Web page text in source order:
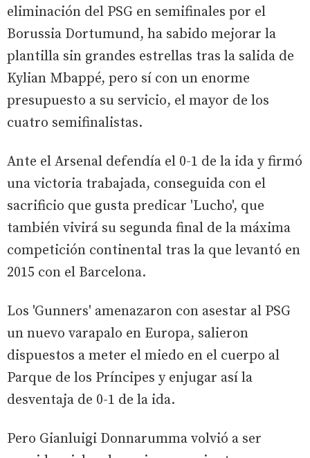
eliminación del PSG en semifinales por el
Borussia Dortumund, ha sabido mejorar la
plantilla sin grandes estrellas tras la salida de
Kylian Mbappé, pero sí con un enorme
presupuesto a su servicio, el mayor de los
cuatro semifinalistas.
Ante el Arsenal defendía el 0-1 de la ida y firmó
una victoria trabajada, conseguida con el
sacrificio que gusta predicar 'Lucho', que
también vivirá su segunda final de la máxima
competición continental tras la que levantó en
2015 con el Barcelona.
Los 'Gunners' amenazaron con asestar al PSG
un nuevo varapalo en Europa, salieron
dispuestos a meter el miedo en el cuerpo al
Parque de los Príncipes y enjugar así la
desventaja de 0-1 de la ida.
Pero Gianluigi Donnarumma volvió a ser